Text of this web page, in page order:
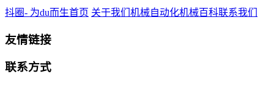
抖圈- 为du而生首页 关于我们 机械自动化机械百科联系我们
友情链接
联系方式